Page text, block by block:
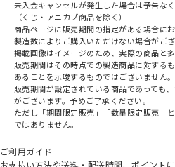
未入金キャンセルが発生した場合は予告な
（くじ・アニカプ商品を除く）
商品ページに販売期間の指定がある場合に
製造数によりご購入いただけない場合がござ
掲載画像はイメージのため、実際の商品と
販売期間はその時点での製造商品に対する
あることを示唆するものではございません。
販売期間が設定されている商品であっても
がございます。予めご了承ください。
ただし「期間限定販売」「数量限定販売」
ではありません。
ご利用ガイド
お支払い方法や送料・配送時間、ポイント